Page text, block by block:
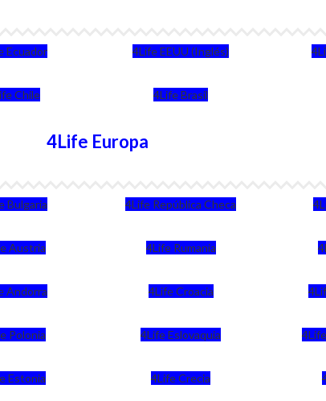
Ecuador 4Life EEUU (Inglés)
Chile 4Life Brasil
4Life Europa
Bulgaria 4Life República Checa
Austria 4Life Rumania
Andorra 4Life Croacia
Polonia 4Life Eslovaquia
Estonia 4Life Crecia